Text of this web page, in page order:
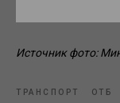
Источник фото:
ТРАНСПОРТ ОТБ